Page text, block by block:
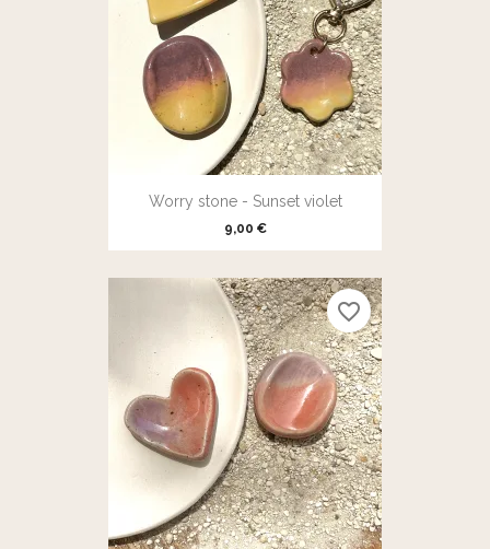
Worry stone - Sunset violet
9,00 €
favorite_border